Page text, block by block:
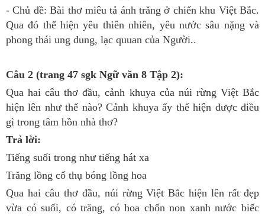
- Chủ đề: Bài thơ miêu tả ánh trăng ở chiến khu Việt Bắc.
Qua đó thể hiện yêu thiên nhiên, yêu nước sâu nặng và
phong thái ung dung, lạc quuan của Người..
Câu 2 (trang 47 sgk Ngữ văn 8 Tập 2):
Qua hai câu thơ đầu, cảnh khuya của núi rừng Việt Bắc
hiện lên như thế nào? Cảnh khuya ấy thể hiện được điều
gì trong tâm hồn nhà thơ?
Trả lời:
Tiếng suối trong như tiếng hát xa
Trăng lồng cổ thụ bóng lồng hoa
Qua hai câu thơ đầu, núi rừng Việt Bắc hiện lên rất đẹp
vừa có suối, có trăng, có hoa chốn non xanh nước biếc